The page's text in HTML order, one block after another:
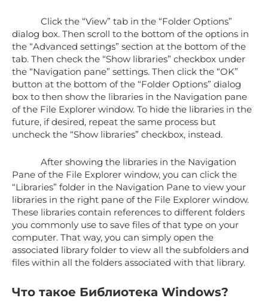
Click the “View” tab in the “Folder Options”
dialog box. Then scroll to the bottom of the options in
the “Advanced settings” section at the bottom of the
tab. Then check the “Show libraries” checkbox under
the “Navigation pane” settings. Then click the “OK”
button at the bottom of the “Folder Options” dialog
box to then show the libraries in the Navigation pane
of the File Explorer window. To hide the libraries in the
future, if desired, repeat the same process but
uncheck the “Show libraries” checkbox, instead.
After showing the libraries in the Navigation
Pane of the File Explorer window, you can click the
“Libraries” folder in the Navigation Pane to view your
libraries in the right pane of the File Explorer window.
These libraries contain references to different folders
you commonly use to save files of that type on your
computer. That way, you can simply open the
associated library folder to view all the subfolders and
files within all the folders associated with that library.
Что такое Библиотека Windows?